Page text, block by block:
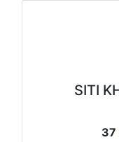
SITI
37